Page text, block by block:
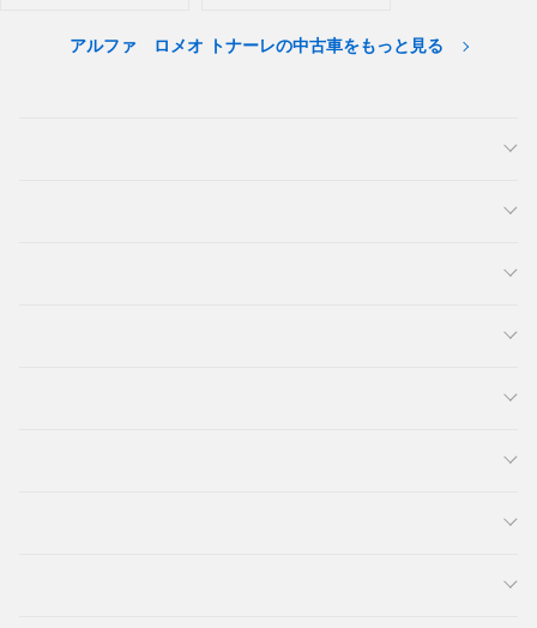
アルファ ロメオ トナーレの中古車をもっと見る